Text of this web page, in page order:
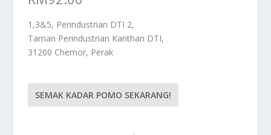
1,3&5, Perindustrian DTI 2,
Taman Perindustrian Kanthan DTI,
31200 Chemor, Perak
SEMAK KADAR POMO SEKARANG!